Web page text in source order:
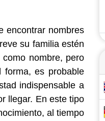
encontrar nombres
su familia estén
nombre, pero
forma, es probable
indispensable a
llegar. En este tipo
al tiempo